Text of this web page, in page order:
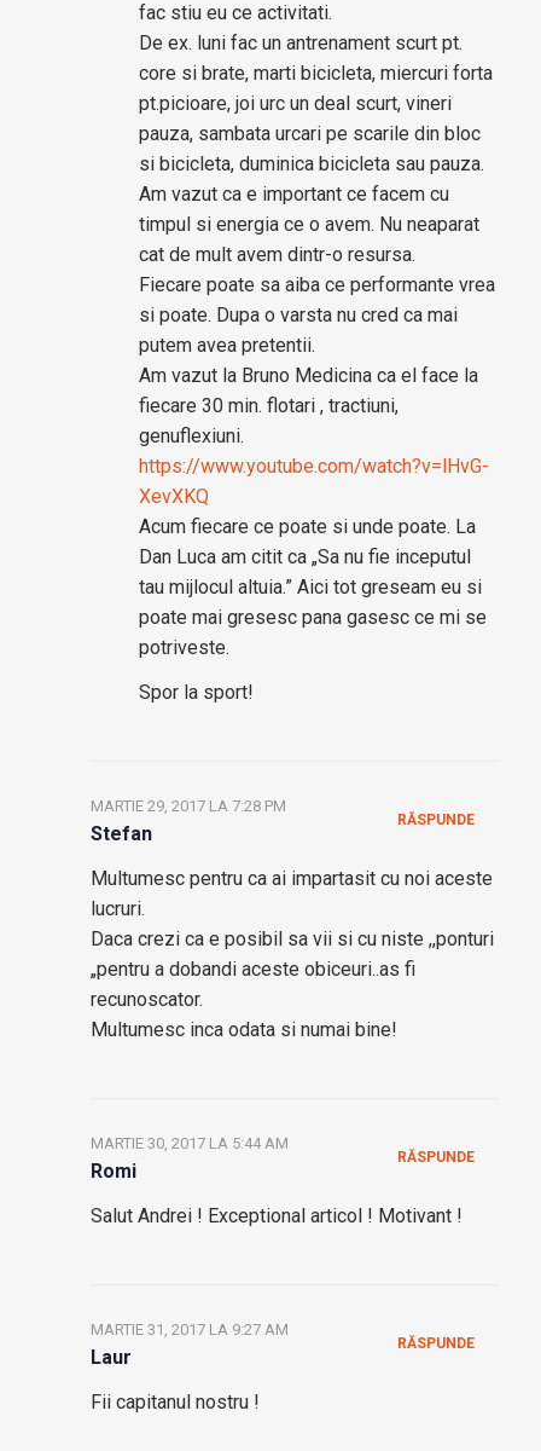
fac stiu eu ce activitati.
De ex. luni fac un antrenament scurt pt.
core si brate, marti bicicleta, miercuri forta
pt.picioare, joi urc un deal scurt, vineri
pauza, sambata urcari pe scarile din bloc
si bicicleta, duminica bicicleta sau pauza.
Am vazut ca e important ce facem cu
timpul si energia ce o avem. Nu neaparat
cat de mult avem dintr-o resursa.
Fiecare poate sa aiba ce performante vrea
si poate. Dupa o varsta nu cred ca mai
putem avea pretentii.
Am vazut la Bruno Medicina ca el face la
fiecare 30 min. flotari , tractiuni,
genuflexiuni.
https://www.youtube.com/watch?v=lHvG-
XevXKQ
Acum fiecare ce poate si unde poate. La
Dan Luca am citit ca „Sa nu fie inceputul
tau mijlocul altuia.” Aici tot greseam eu si
poate mai gresesc pana gasesc ce mi se
potriveste.
Spor la sport!
Stefan
MARTIE 29, 2017 LA 7:28 PM
Multumesc pentru ca ai impartasit cu noi aceste
lucruri.
Daca crezi ca e posibil sa vii si cu niste ,,ponturi
„pentru a dobandi aceste obiceuri..as fi
recunoscator.
Multumesc inca odata si numai bine!
RĂSPUNDE
Romi
MARTIE 30, 2017 LA 5:44 AM
Salut Andrei ! Exceptional articol ! Motivant !
RĂSPUNDE
Laur
MARTIE 31, 2017 LA 9:27 AM
Fii capitanul nostru !
RĂSPUNDE